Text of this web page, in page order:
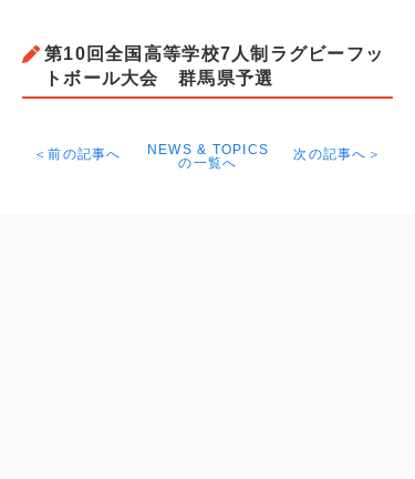
第10回全国高等学校7人制ラグビーフッ
トボール大会 群馬県予選
＜前の記事へ
NEWS & TOPICS
の一覧へ
次の記事へ＞